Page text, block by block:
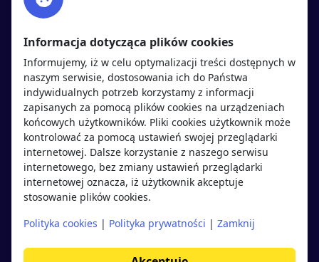
Twitter
Polityka cookies
Polityka prywatności
Kandydaci
Regulamin kandydata
Oferty pracy
Pracodawcy
Opinie o pracodawcach
Blog
Pracodawcy
Regulamin pracodawcy
Dodaj ogłoszenie
Informacja dotycząca plików cookies
Informujemy, iż w celu optymalizacji treści dostępnych w
naszym serwisie, dostosowania ich do Państwa
indywidualnych potrzeb korzystamy z informacji
zapisanych za pomocą plików cookies na urządzeniach
końcowych użytkowników. Pliki cookies użytkownik może
kontrolować za pomocą ustawień swojej przeglądarki
internetowej. Dalsze korzystanie z naszego serwisu
internetowego, bez zmiany ustawień przeglądarki
internetowej oznacza, iż użytkownik akceptuje
stosowanie plików cookies.
Polityka cookies | Polityka prywatności | Zamknij